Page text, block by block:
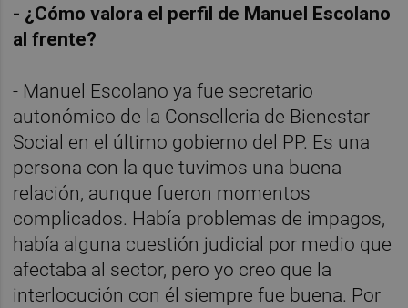
- ¿Cómo valora el perfil de Manuel Escolano
al frente?
- Manuel Escolano ya fue secretario
autonómico de la Conselleria de Bienestar
Social en el último gobierno del PP. Es una
persona con la que tuvimos una buena
relación, aunque fueron momentos
complicados. Había problemas de impagos,
había alguna cuestión judicial por medio que
afectaba al sector, pero yo creo que la
interlocución con él siempre fue buena. Por